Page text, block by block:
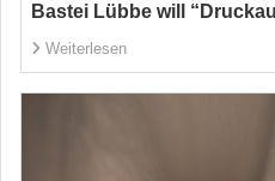
Bastei Lübbe will
Weiterlesen